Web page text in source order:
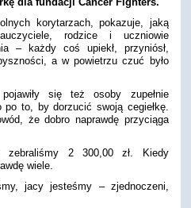
korytarzach, pokazuje, jaką
rodzice i uczniowie
– każdy coś upiekł, przyniósł,
a w powietrzu czuć było
się też osoby zupełnie
to, by dorzucić swoją cegiełkę.
że dobro naprawdę przyciąga
zebraliśmy 2 300,00 zł. Kiedy
wiele.
jacy jesteśmy – zjednoczeni,